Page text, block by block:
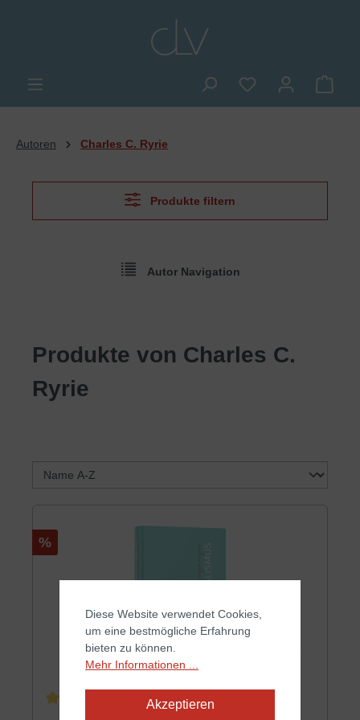
Du hast 0
Autoren Charles C. Ryrie
Produkte filtern
Autor Navigation
Produkte von Charles C.
Ryrie
Rabatt
%
Diese Website verwendet Cookies,
um eine bestmögliche Erfahrung
bieten zu können.
Mehr Informationen ...
Akzeptieren